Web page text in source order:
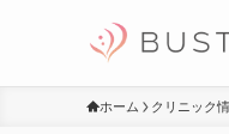
ホーム クリニック